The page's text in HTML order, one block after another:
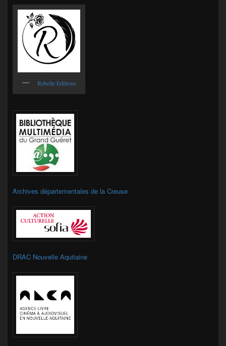
Rebelle Editions
Archives départementales de la Creuse
DRAC Nouvelle Aquitaine